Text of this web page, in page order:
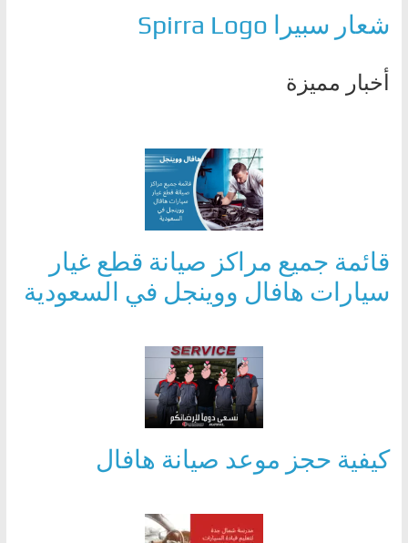
شعار سبيرا Spirra Logo
أخبار مميزة
قائمة جميع مراكز صيانة قطع غيار
سيارات هافال ووينجل في السعودية
كيفية حجز موعد صيانة هافال